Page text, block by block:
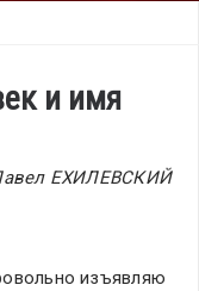
и имя
ЕХИЛЕВСКИЙ
изъявляю